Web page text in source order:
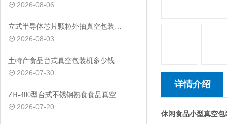
2026-08-06
立式半导体芯片颗粒外抽真空包装机厂家
2026-08-03
土特产食品台式真空包装机多少钱
2026-07-30
ZH-400型台式不锈钢熟食食品真空包装机设备
2026-07-20
详情介绍
休闲食品小型真空包